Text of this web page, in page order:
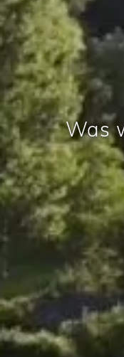
Was